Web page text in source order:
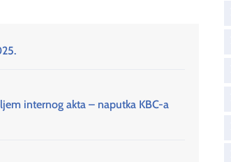
internog akta – naputka KBC-a